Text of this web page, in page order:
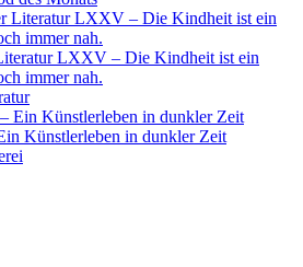
LXXV – Die Kindheit ist ein
immer nah.
Künstlerleben in dunkler Zeit